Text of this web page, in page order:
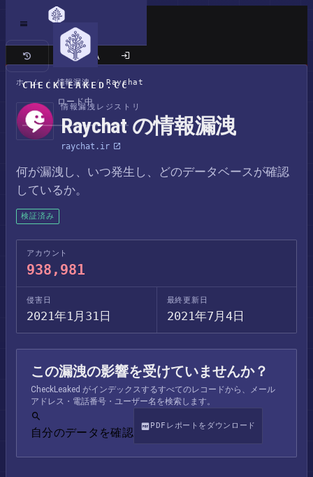
CHECKLEAKED.CC
ロード中
クラシックサイト
ホーム / 情報漏洩 / Raychat
情報漏洩レジストリ
Raychat の情報漏洩
raychat.ir
何が漏洩し、いつ発生し、どのデータベースが確認
しているか。
検証済み
アカウント
938,981
侵害日
2021年1月31日
最終更新日
2021年7月4日
この漏洩の影響を受けていませんか？
CheckLeaked がインデックスするすべてのレコードから、メール
アドレス・電話番号・ユーザー名を検索します。
自分のデータを確認
PDFレポートをダウンロード